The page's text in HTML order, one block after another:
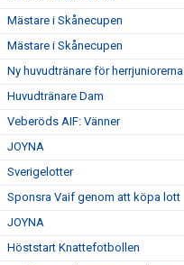
Mästare i Skånecupen
Mästare i Skånecupen
Ny huvudtränare för herrjuniorerna
Huvudtränare Dam
Veberöds AIF: Vänner
JOYNA
Sverigelotter
Sponsra Vaif genom att köpa lott
JOYNA
Höststart Knattefotbollen